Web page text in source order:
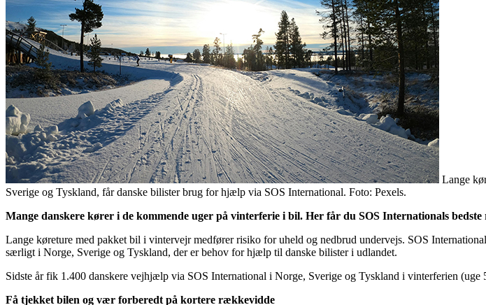
Lange
Sverige og Tyskland, får danske bilister brug for hjælp via SOS International. Foto: Pexels.
Mange danskere kører i de kommende uger på vinterferie i bil. Her får du SOS Internationals
Lange køreture med pakket bil i vintervejr medfører risiko for uheld og nedbrud undervejs. SOS
særligt i Norge, Sverige og Tyskland, der er behov for hjælp til danske bilister i udlandet.
Sidste år fik 1.400 danskere vejhjælp via SOS International i Norge, Sverige og Tyskland i vinterferien (uge
Få tjekket bilen og vær forberedt på kortere rækkevidde